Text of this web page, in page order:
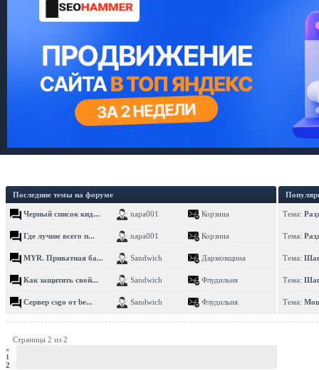
Последние темы на форуме
Черный список кид... napa001 Корзина
Где лучше всего п... napa001 Корзина
MYR. Приватная ба... Sandwich Дармовщина
Как защитить свой... Sandwich Флудильня
Сервер csgo от be... Sandwich Флудильня
Тема:
Тема:
Тема:
Тема:
Тема:
Страница 2 из 2
«
1
2